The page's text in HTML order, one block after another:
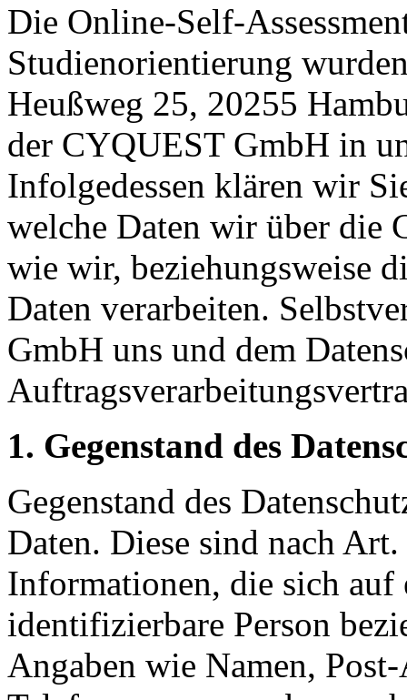
Die Online-Self-
Studienorientierung
Heußweg 25, 20255
der CYQUEST GmbH in
Infolgedessen klären wir
welche Daten wir über die
wie wir, beziehungsweise
Daten verarbeiten.
GmbH uns und dem
1. Gegenstand des
Gegenstand des
Daten. Diese sind nach
Informationen, die sich
identifizierbare Person
Angaben wie Namen,